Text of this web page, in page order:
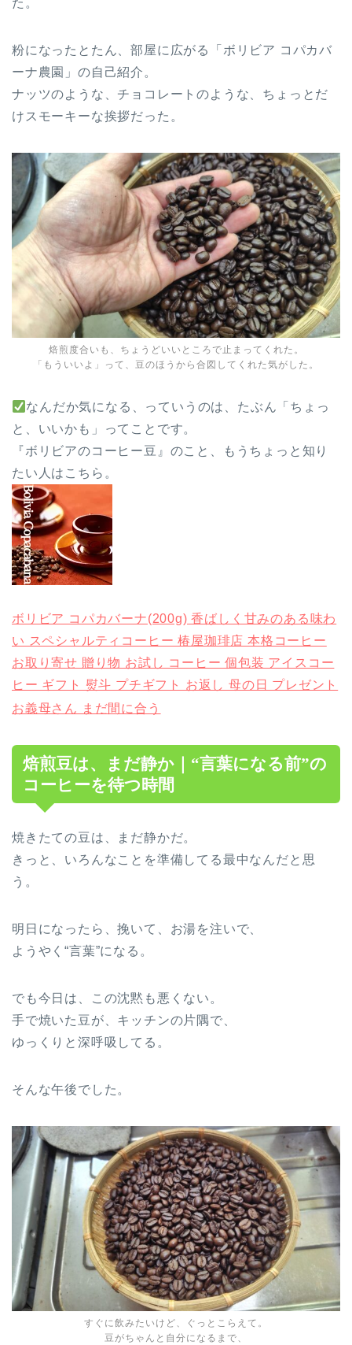
た。
粉になったとたん、部屋に広がる「ボリビア コパカバ
ーナ農園」の自己紹介。
ナッツのような、チョコレートのような、ちょっとだ
けスモーキーな挨拶だった。
焙煎度合いも、ちょうどいいところで止まってくれた。
「もういいよ」って、豆のほうから合図してくれた気がした。
なんだか気になる、っていうのは、たぶん「ちょっ
と、いいかも」ってことです。
『ボリビアのコーヒー豆』のこと、もうちょっと知り
たい人はこちら。
ボリビア コパカバーナ(200g) 香ばしく甘みのある味わ
い スペシャルティコーヒー 椿屋珈琲店 本格コーヒー
お取り寄せ 贈り物 お試し コーヒー 個包装 アイスコー
ヒー ギフト 熨斗 プチギフト お返し 母の日 プレゼント
お義母さん まだ間に合う
焙煎豆は、まだ静か｜“言葉になる前”の
コーヒーを待つ時間
焼きたての豆は、まだ静かだ。
きっと、いろんなことを準備してる最中なんだと思
う。
明日になったら、挽いて、お湯を注いで、
ようやく“言葉”になる。
でも今日は、この沈黙も悪くない。
手で焼いた豆が、キッチンの片隅で、
ゆっくりと深呼吸してる。
そんな午後でした。
すぐに飲みたいけど、ぐっとこらえて。
豆がちゃんと自分になるまで、